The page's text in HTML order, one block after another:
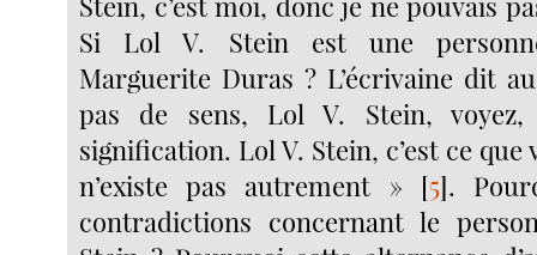
Si Lol V. Stein est une
Marguerite Duras ? L’écrivaine dit
pas de sens, Lol V. Stein,
signification. Lol V. Stein, c’est ce que
n’existe pas autrement » [5].
contradictions concernant le